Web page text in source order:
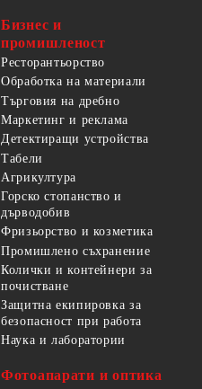
Бизнес и
промишленост
Ресторантьорство
Обработка на материали
Търговия на дребно
Маркетинг и реклама
Детектиращи устройства
Табели
Агрикултура
Горско стопанство и
дърводобив
Фризьорство и козметика
Промишлено съхранение
Колички и контейнери за
почистване
Защитна екипировка за
безопасност при работа
Наука и лаборатории
Фотоапарати и оптика